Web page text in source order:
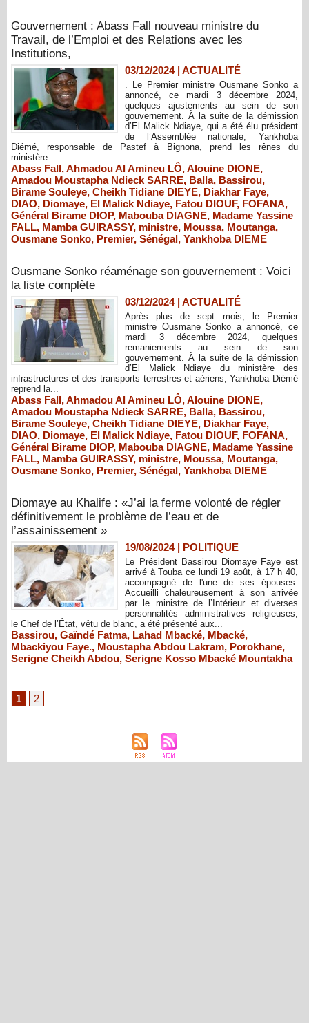
Gouvernement : Abass Fall nouveau ministre du
Travail, de l’Emploi et des Relations avec les
Institutions,
03/12/2024| ACTUALITÉ
. Le Premier ministre Ousmane Sonko a
annoncé, ce mardi 3 décembre 2024,
quelques ajustements au sein de son
gouvernement. À la suite de la démission
d’El Malick Ndiaye, qui a été élu président
de l’Assemblée nationale, Yankhoba
Diémé, responsable de Pastef à Bignona, prend les rênes du
ministère...
Abass Fall,Ahmadou Al Amineu LÔ,Alouine DIONE,
Amadou Moustapha Ndieck SARRE, Balla, Bassirou,
Birame Souleye, Cheikh Tidiane DIEYE, Diakhar Faye,
DIAO, Diomaye, El Malick Ndiaye, Fatou DIOUF, FOFANA,
Général Birame DIOP, Mabouba DIAGNE, Madame Yassine
FALL, Mamba GUIRASSY, ministre, Moussa, Moutanga,
Ousmane Sonko, Premier, Sénégal, Yankhoba DIEME
Ousmane Sonko réaménage son gouvernement : Voici
la liste complète
03/12/2024| ACTUALITÉ
Après plus de sept mois, le Premier
ministre Ousmane Sonko a annoncé, ce
mardi 3 décembre 2024, quelques
remaniements au sein de son
gouvernement. À la suite de la démission
d’El Malick Ndiaye du ministère des
infrastructures et des transports terrestres et aériens, Yankhoba Diémé
reprend la...
Abass Fall,Ahmadou Al Amineu LÔ,Alouine DIONE,
Amadou Moustapha Ndieck SARRE, Balla, Bassirou,
Birame Souleye, Cheikh Tidiane DIEYE, Diakhar Faye,
DIAO, Diomaye, El Malick Ndiaye, Fatou DIOUF, FOFANA,
Général Birame DIOP, Mabouba DIAGNE, Madame Yassine
FALL, Mamba GUIRASSY, ministre, Moussa, Moutanga,
Ousmane Sonko, Premier, Sénégal, Yankhoba DIEME
Diomaye au Khalife : «J’ai la ferme volonté de régler
définitivement le problème de l’eau et de
l’assainissement »
19/08/2024| POLITIQUE
Le Président Bassirou Diomaye Faye est
arrivé à Touba ce lundi 19 août, à 17 h 40,
accompagné de l'une de ses épouses.
Accueilli chaleureusement à son arrivée
par le ministre de l’Intérieur et diverses
personnalités administratives religieuses,
le Chef de l’État, vêtu de blanc, a été présenté aux...
Bassirou, Gaïndé Fatma, Lahad Mbacké, Mbacké,
Mbackiyou Faye., Moustapha Abdou Lakram, Porokhane,
Serigne Cheikh Abdou, Serigne Kosso Mbacké Mountakha
1 2